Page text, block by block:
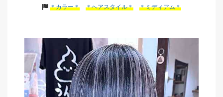
＊カラー＊ ＊ヘアスタイル＊ ＊ミディアム＊